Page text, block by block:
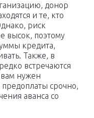
донор
и те, кто
риск
высок, поэтому
кредита,
Также, в
встречаются
нужен
срочно,
аванса со